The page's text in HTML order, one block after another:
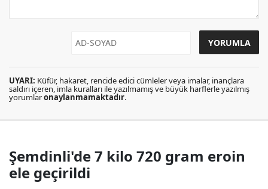
UYARI: Küfür, hakaret, rencide edici cümleler veya imalar, inançlara
saldırı içeren, imla kuralları ile yazılmamış ve büyük harflerle yazılmış
yorumlaronaylanmamaktadır.
Şemdinli'de 7 kilo 720 gram eroin
ele geçirildi